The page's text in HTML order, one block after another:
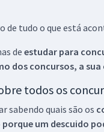
de tudo o que está
de estudar para
dosconcursos, a
todos os
sabendo quais são os
um descuido